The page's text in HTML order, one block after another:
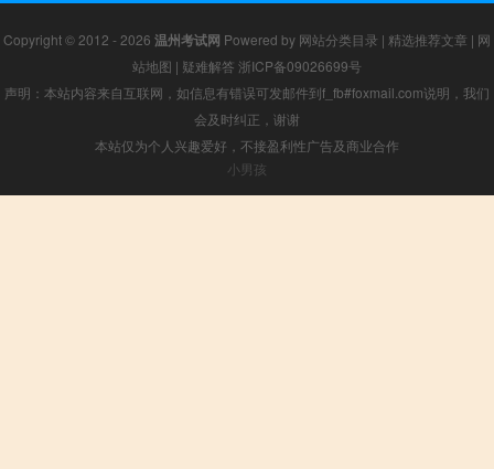
Copyright © 2012 - 2026 温州考试网 Powered by 网站分类目录 | 精选推荐文章 | 网
站地图 | 疑难解答 浙ICP备09026699号
声明：本站内容来自互联网，如信息有错误可发邮件到f_fb#foxmail.com说明，我们
会及时纠正，谢谢
本站仅为个人兴趣爱好，不接盈利性广告及商业合作
小男孩